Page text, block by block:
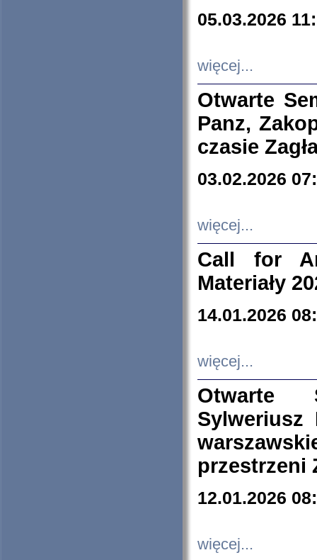
05.03.2026
więcej...
Otwarte
Panz,
czasie
03.02.2026
więcej...
Call for
Materiały
14.01.2026
więcej...
Otwarte
Sylweriusz
przestrzeni
12.01.2026
więcej...